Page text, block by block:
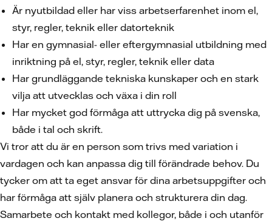
Är nyutbildad eller har viss arbetserfarenhet inom el,
styr, regler, teknik eller datorteknik
Har en gymnasial- eller eftergymnasial utbildning med
inriktning på el, styr, regler, teknik eller data
Har grundläggande tekniska kunskaper och en stark
vilja att utvecklas och växa i din roll
Har mycket god förmåga att uttrycka dig på svenska,
både i tal och skrift.
Vi tror att du är en person som trivs med variation i
vardagen och kan anpassa dig till förändrade behov. Du
tycker om att ta eget ansvar för dina arbetsuppgifter och
har förmåga att själv planera och strukturera din dag.
Samarbete och kontakt med kollegor, både i och utanför